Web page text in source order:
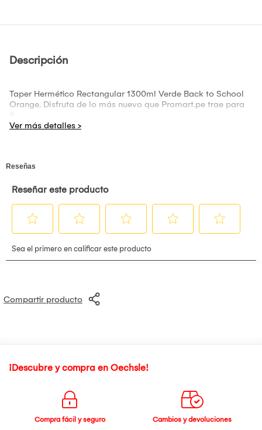
Descripción
Taper Hermético Rectangular 1300ml Verde Back to School
Orange. Disfruta de lo más nuevo que Promart.pe trae para
ti.
Compartir producto
¡Descubre y compra en Oechsle!
Compra fácil y seguro
Cambios y devoluciones